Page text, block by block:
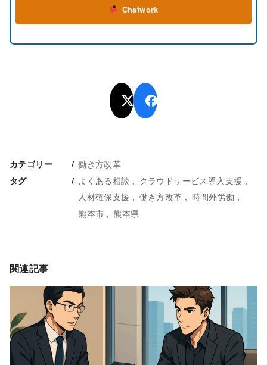
Chatwork
カテゴリー 働き方改革
タグ よくある相談
クラウドサービス導入支援
人材確保支援
働き方改革
時間外労働
熊本市
熊本県
関連記事